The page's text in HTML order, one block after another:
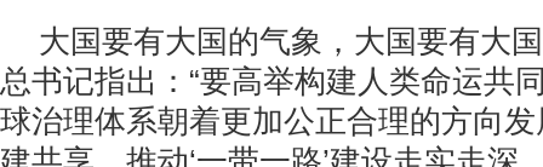
大国要有大国的气象，大国要有大
总书记指出：“要高举构建人类命运共
球治理体系朝着更加公正合理的方向